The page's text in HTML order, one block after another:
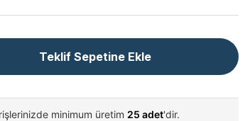
Teklif Sepetine Ekle
minimum üretim 25 adet'dir.